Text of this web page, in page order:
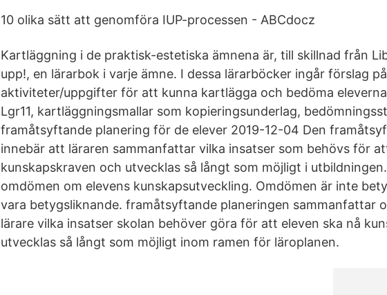
10 olika sätt att genomföra IUP-processen - ABCdocz
Kartläggning i de praktisk-estetiska ämnena är, till skillnad från
upp!, en lärarbok i varje ämne. I dessa lärarböcker ingår förslag
aktiviteter/uppgifter för att kunna kartlägga och bedöma
Lgr11, kartläggningsmallar som kopieringsunderlag,
framåtsyftande planering för de elever 2019-12-04 Den
innebär att läraren sammanfattar vilka insatser som behövs för
kunskapskraven och utvecklas så långt som möjligt i
omdömen om elevens kunskapsutveckling. Omdömen är inte
vara betygsliknande. framåtsyftande planeringen sammanfattar
lärare vilka insatser skolan behöver göra för att eleven ska nå
utvecklas så långt som möjligt inom ramen för läroplanen.